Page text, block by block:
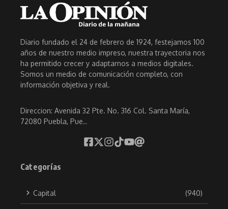
Diario fundado el 24 de febrero de 1924, festejamos 100
años de nuestro medio impreso, nuestra trayectoria nos
ha permitido crecer y adaptarnos a medios digitales.
Somos un medio de comunicación completo, con
información objetiva y real.
Direccion: Avenida 32 Pte. No. 316 Col. Santa María,
72080 Puebla, Pue..
Categorías
Capital (940)